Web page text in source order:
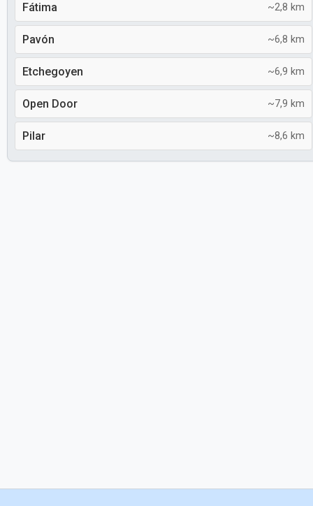
Fátima ~2,8 km
Pavón ~6,8 km
Etchegoyen ~6,9 km
Open Door ~7,9 km
Pilar ~8,6 km